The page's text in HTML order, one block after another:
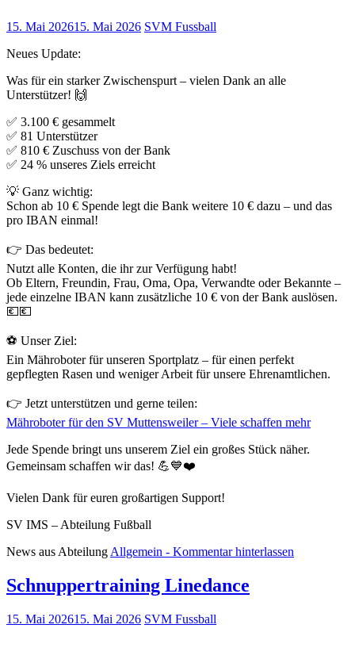
15. Mai 202615. Mai 2026 SVM Fussball
Neues Update:
Was für ein starker Zwischenspurt – vielen Dank an alle
Unterstützer! 🙌
✅ 3.100 € gesammelt
✅ 81 Unterstützer
✅ 810 € Zuschuss von der Bank
✅ 24 % unseres Ziels erreicht
💡 Ganz wichtig:
Schon ab 10 € Spende legt die Bank weitere 10 € dazu – und das
pro IBAN einmal!
👉 Das bedeutet:
Nutzt alle Konten, die ihr zur Verfügung habt!
Ob Eltern, Freundin, Frau, Oma, Opa, Verwandte oder Bekannte –
jede einzelne IBAN kann zusätzliche 10 € von der Bank auslösen.
💶💶
⚽ Unser Ziel:
Ein Mähroboter für unseren Sportplatz – für einen perfekt
gepflegten Rasen und weniger Arbeit für unsere Ehrenamtlichen.
👉 Jetzt unterstützen und gerne teilen:
Mähroboter für den SV Muttensweiler – Viele schaffen mehr
Jede Spende bringt uns unserem Ziel ein großes Stück näher.
Gemeinsam schaffen wir das! 💪💙❤️
Vielen Dank für euren großartigen Support!
SV IMS – Abteilung Fußball
News aus Abteilung Allgemein - Kommentar hinterlassen
Schnuppertraining Linedance
15. Mai 202615. Mai 2026 SVM Fussball